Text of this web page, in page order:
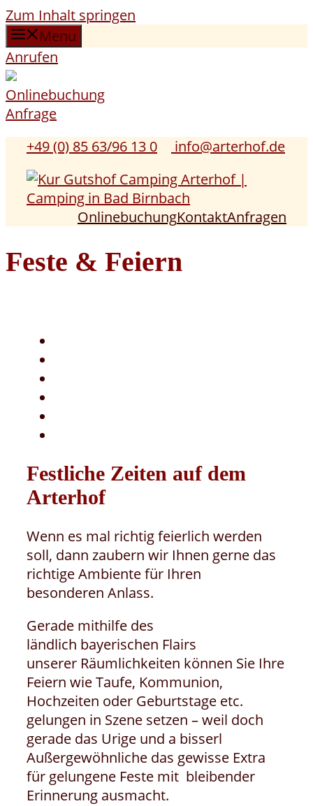
Zum Inhalt springen
Menu
Anrufen
Onlinebuchung
Anfrage
+49 (0) 85 63/96 13 0
info@arterhof.de
OnlinebuchungKontaktAnfragen
Feste & Feiern
Festliche Zeiten auf dem
Arterhof
Wenn es mal richtig feierlich werden
soll, dann zaubern wir Ihnen gerne das
richtige Ambiente für Ihren
besonderen Anlass.
Gerade mithilfe des
ländlich bayerischen Flairs
unserer Räumlichkeiten können Sie Ihre
Feiern wie Taufe, Kommunion,
Hochzeiten oder Geburtstage etc.
gelungen in Szene setzen – weil doch
gerade das Urige und a bisserl
Außergewöhnliche das gewisse Extra
für gelungene Feste mit bleibender
Erinnerung ausmacht.